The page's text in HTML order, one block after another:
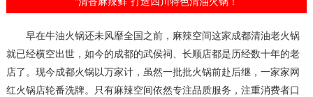
早在牛油火锅还未风靡全国之前，麻辣空间这家成都清油老火锅
就已经横空出世，如今的成都的武侯祠、长顺店都是历经数十年的老
店了。 现今成都火锅以万家计，虽然一批批火锅前赴后继，一家家网
红火锅店轮番洗牌。 只有麻辣空间依然专注品质服务，注重消费者口